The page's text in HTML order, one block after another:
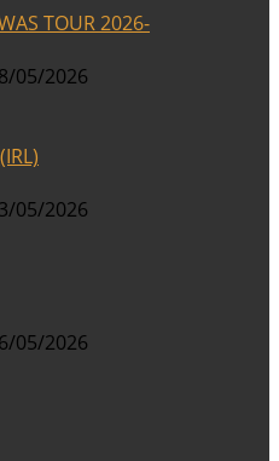
TOUR 2026-
05/2026
05/2026
05/2026